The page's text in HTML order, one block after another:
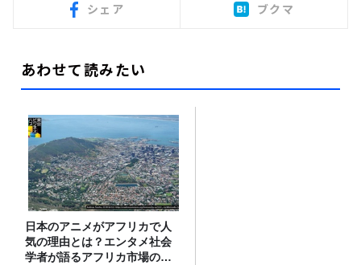
シェア ブクマ
あわせて読みたい
日本のアニメがアフリカで人
気の理由とは？エンタメ社会
学者が語るアフリカ市場のリ